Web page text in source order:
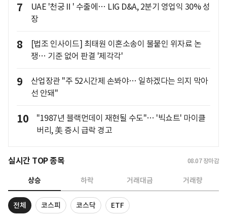
7
UAE '천궁Ⅱ' 수출에… LIG D&A, 2분기 영업익 30% 성
장
8
[법조 인사이드] 최태원 이혼소송이 불붙인 위자료 논
쟁… 기준 없어 판결 '제각각'
9
산업장관 "주 52시간제 손봐야… 일하겠다는 의지 막아
선 안돼"
10
"1987년 블랙먼데이 재현될 수도"… '빅쇼트' 마이클
버리, 美 증시 급락 경고
실시간 TOP 종목 08.07 장마감
상승 하락 거래대금 거래량
전체 코스피 코스닥 ETF